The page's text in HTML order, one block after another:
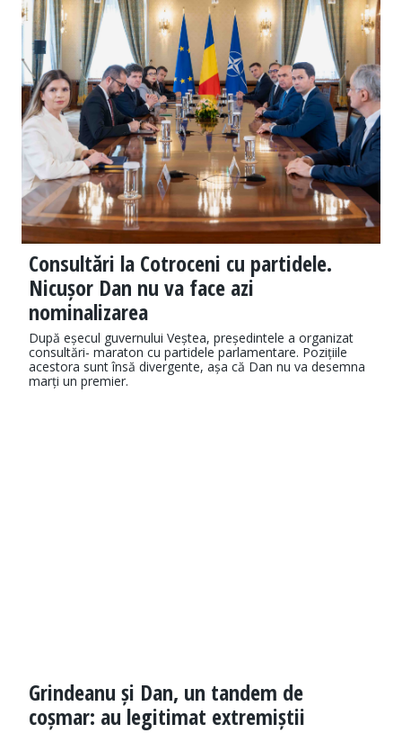
Consultări la Cotroceni cu partidele.
Nicușor Dan nu va face azi
nominalizarea
După eșecul guvernului Veștea, președintele a organizat
consultări- maraton cu partidele parlamentare. Pozițiile
acestora sunt însă divergente, așa că Dan nu va desemna
marți un premier.
Grindeanu și Dan, un tandem de
coșmar: au legitimat extremiștii